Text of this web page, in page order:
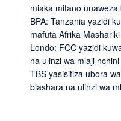
miaka mitano
BPA: Tanzania yazidi
mafuta Afrika
Londo: FCC yazidi
na ulinzi wa mlaji nchini
TBS yasisitiza ubora
biashara na ulinzi wa